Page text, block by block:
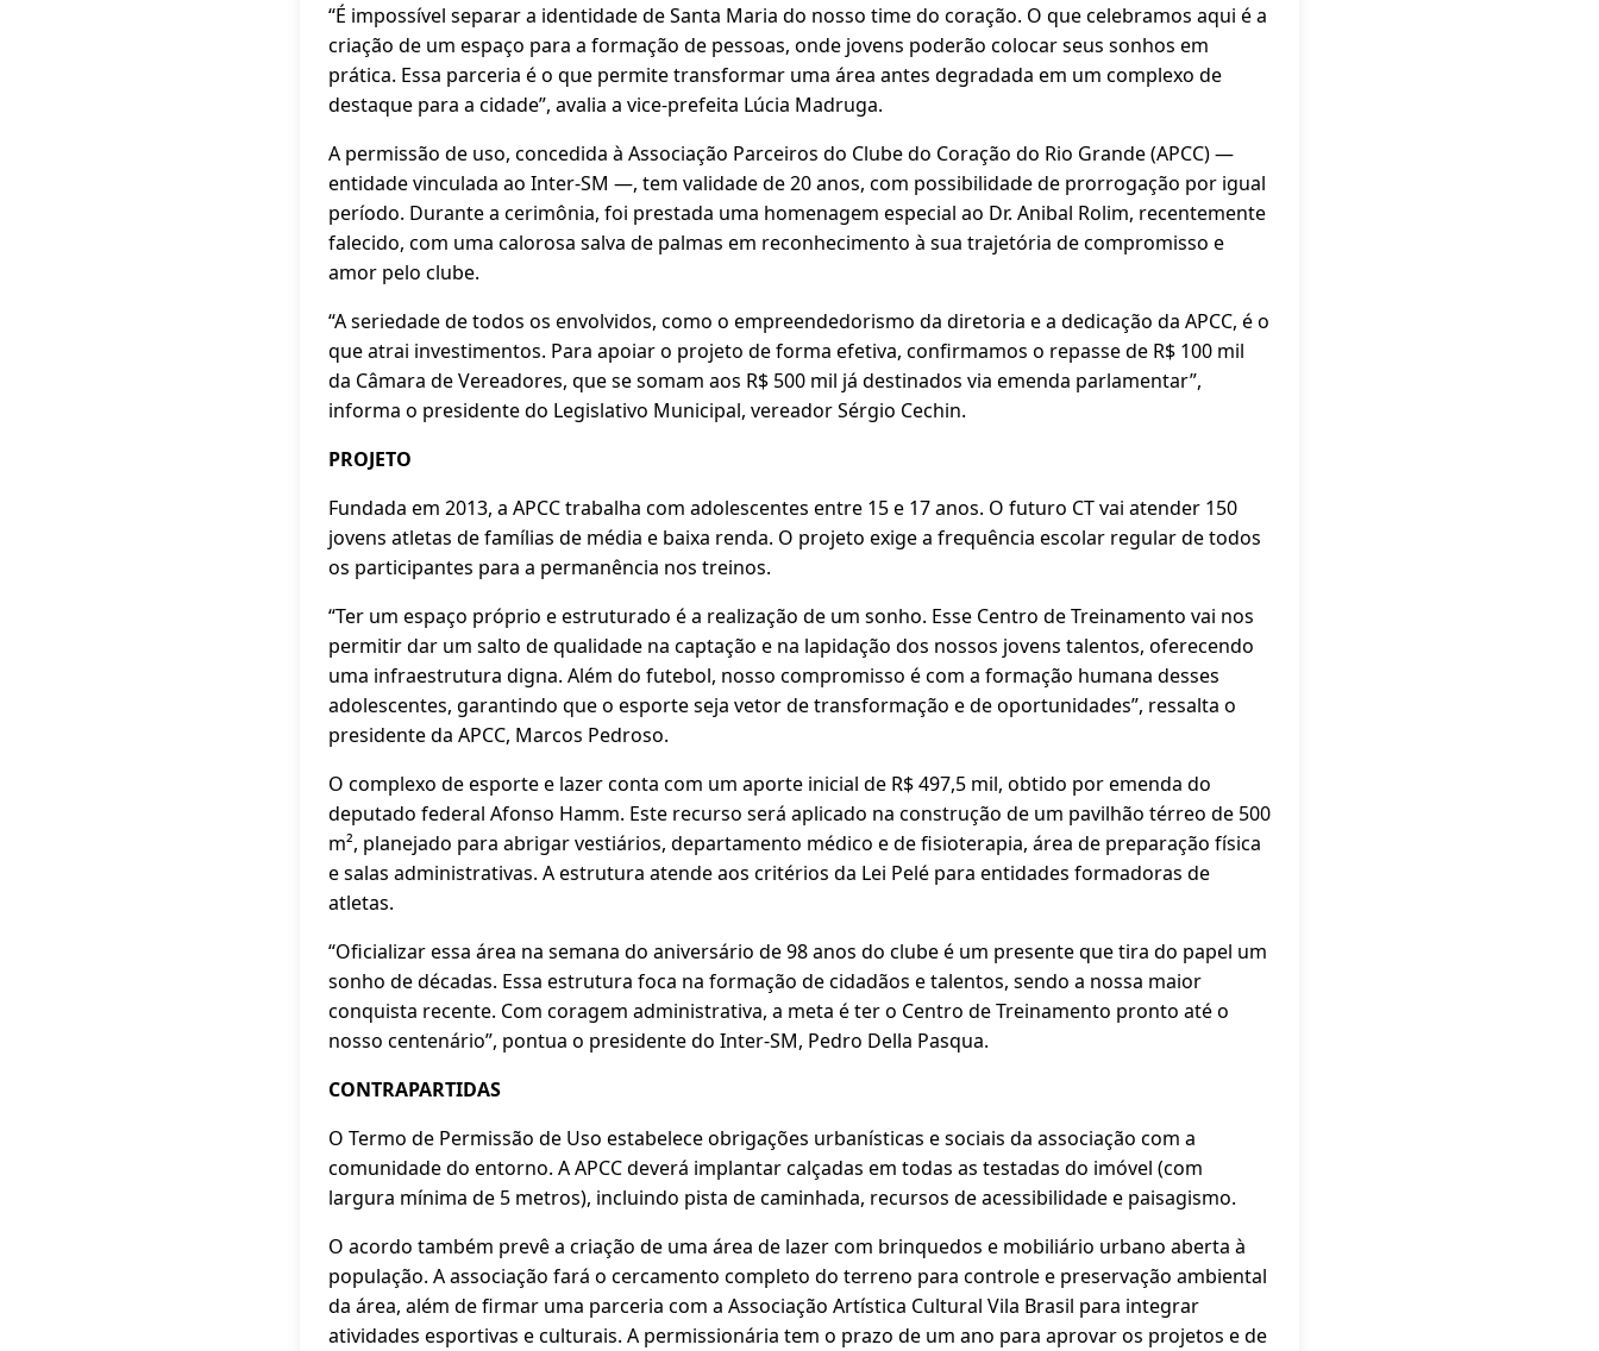
“É impossível separar a identidade de Santa Maria do nosso time do coração. O que celebramos aqui é a
criação de um espaço para a formação de pessoas, onde jovens poderão colocar seus sonhos em
prática. Essa parceria é o que permite transformar uma área antes degradada em um complexo de
destaque para a cidade”, avalia a vice-prefeita Lúcia Madruga.
A permissão de uso, concedida à Associação Parceiros do Clube do Coração do Rio Grande (APCC) —
entidade vinculada ao Inter-SM —, tem validade de 20 anos, com possibilidade de prorrogação por igual
período. Durante a cerimônia, foi prestada uma homenagem especial ao Dr. Anibal Rolim, recentemente
falecido, com uma calorosa salva de palmas em reconhecimento à sua trajetória de compromisso e
amor pelo clube.
“A seriedade de todos os envolvidos, como o empreendedorismo da diretoria e a dedicação da APCC, é o
que atrai investimentos. Para apoiar o projeto de forma efetiva, confirmamos o repasse de R$ 100 mil
da Câmara de Vereadores, que se somam aos R$ 500 mil já destinados via emenda parlamentar”,
informa o presidente do Legislativo Municipal, vereador Sérgio Cechin.
PROJETO
Fundada em 2013, a APCC trabalha com adolescentes entre 15 e 17 anos. O futuro CT vai atender 150
jovens atletas de famílias de média e baixa renda. O projeto exige a frequência escolar regular de todos
os participantes para a permanência nos treinos.
“Ter um espaço próprio e estruturado é a realização de um sonho. Esse Centro de Treinamento vai nos
permitir dar um salto de qualidade na captação e na lapidação dos nossos jovens talentos, oferecendo
uma infraestrutura digna. Além do futebol, nosso compromisso é com a formação humana desses
adolescentes, garantindo que o esporte seja vetor de transformação e de oportunidades”, ressalta o
presidente da APCC, Marcos Pedroso.
O complexo de esporte e lazer conta com um aporte inicial de R$ 497,5 mil, obtido por emenda do
deputado federal Afonso Hamm. Este recurso será aplicado na construção de um pavilhão térreo de 500
m², planejado para abrigar vestiários, departamento médico e de fisioterapia, área de preparação física
e salas administrativas. A estrutura atende aos critérios da Lei Pelé para entidades formadoras de
atletas.
“Oficializar essa área na semana do aniversário de 98 anos do clube é um presente que tira do papel um
sonho de décadas. Essa estrutura foca na formação de cidadãos e talentos, sendo a nossa maior
conquista recente. Com coragem administrativa, a meta é ter o Centro de Treinamento pronto até o
nosso centenário”, pontua o presidente do Inter-SM, Pedro Della Pasqua.
CONTRAPARTIDAS
O Termo de Permissão de Uso estabelece obrigações urbanísticas e sociais da associação com a
comunidade do entorno. A APCC deverá implantar calçadas em todas as testadas do imóvel (com
largura mínima de 5 metros), incluindo pista de caminhada, recursos de acessibilidade e paisagismo.
O acordo também prevê a criação de uma área de lazer com brinquedos e mobiliário urbano aberta à
população. A associação fará o cercamento completo do terreno para controle e preservação ambiental
da área, além de firmar uma parceria com a Associação Artística Cultural Vila Brasil para integrar
atividades esportivas e culturais. A permissionária tem o prazo de um ano para aprovar os projetos e de